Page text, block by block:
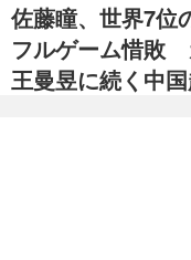
飲食
ボイス
ビジネス
海外
スポーツ
短信
イベント
佐藤瞳、世界7位
フルゲーム惜敗
王曼昱に続く中